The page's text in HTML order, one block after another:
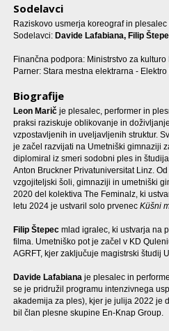
Sodelavci
Raziskovo usmerja koreograf in plesalec
Sodelavci: Davide Lafabiana, Filip
Finančna podpora: Ministrstvo za kulturo
Parner: Stara mestna elektrarna -
Biografije
Leon Maričje plesalec, performer in
praksi raziskuje oblikovanje in
vzpostavljenih in uveljavljenih struktur.
je začel razvijati na Umetniški gimnaziji
diplomiral iz smeri sodobni ples in
Anton Bruckner Privatuniversitat Linz.
vzgojiteljski šoli, gimnaziji in umetniški
2020 del kolektiva The Feminalz, ki
letu 2024 je ustvaril solo prvenec Küšni
Filip Štepec mlad igralec, ki ustvarja na
filma. Umetniško pot je začel v KD
AGRFT, kjer zaključuje magistrski študij
Davide Lafabianaje plesalec in
se je pridružil programu intenzivnega
akademija za ples), kjer je julija 2022 je
bil član plesne skupine En-Knap Group.